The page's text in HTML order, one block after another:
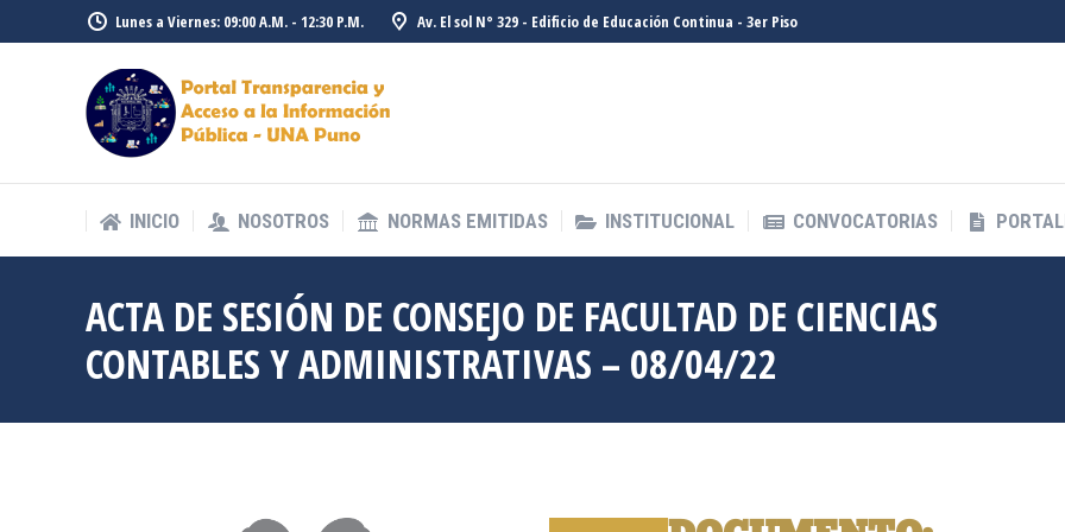
Lunes a Viernes: 09:00 A.M. - 12:30 P.M. Av. El sol N° 329 - Edificio de Educación Continua - 3er Piso
INICIO NOSOTROS NORMAS EMITIDAS INSTITUCIONAL CONVOCATORIAS
ACTA DE SESIÓN DE CONSEJO DE FACULTAD DE CIENCIAS
CONTABLES Y ADMINISTRATIVAS – 08/04/22
INICIO NOSOTROS NORMAS EMITIDAS INSTITUCIONAL CONVOCATORIAS